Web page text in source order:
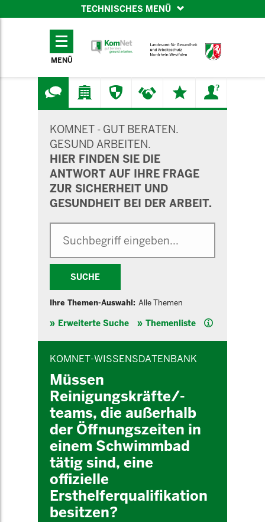
TECHNISCHES MENÜ
TECHNISCHES
MENÜ
KOMNET - GUT BERATEN.
GESUND ARBEITEN.
HIER FINDEN SIE DIE
ANTWORT AUF IHRE FRAGE
ZUR SICHERHEIT UND
GESUNDHEIT BEI DER ARBEIT.
SUCHE
Ihre Themen-Auswahl: Alle Themen
Erweiterte Suche Themenliste Hilfe
KOMNET-WISSENSDATENBANK
Müssen
Reinigungskräfte/-
teams, die außerhalb
der Öffnungszeiten in
einem Schwimmbad
tätig sind, eine
offizielle
Ersthelferqualifikation
besitzen?